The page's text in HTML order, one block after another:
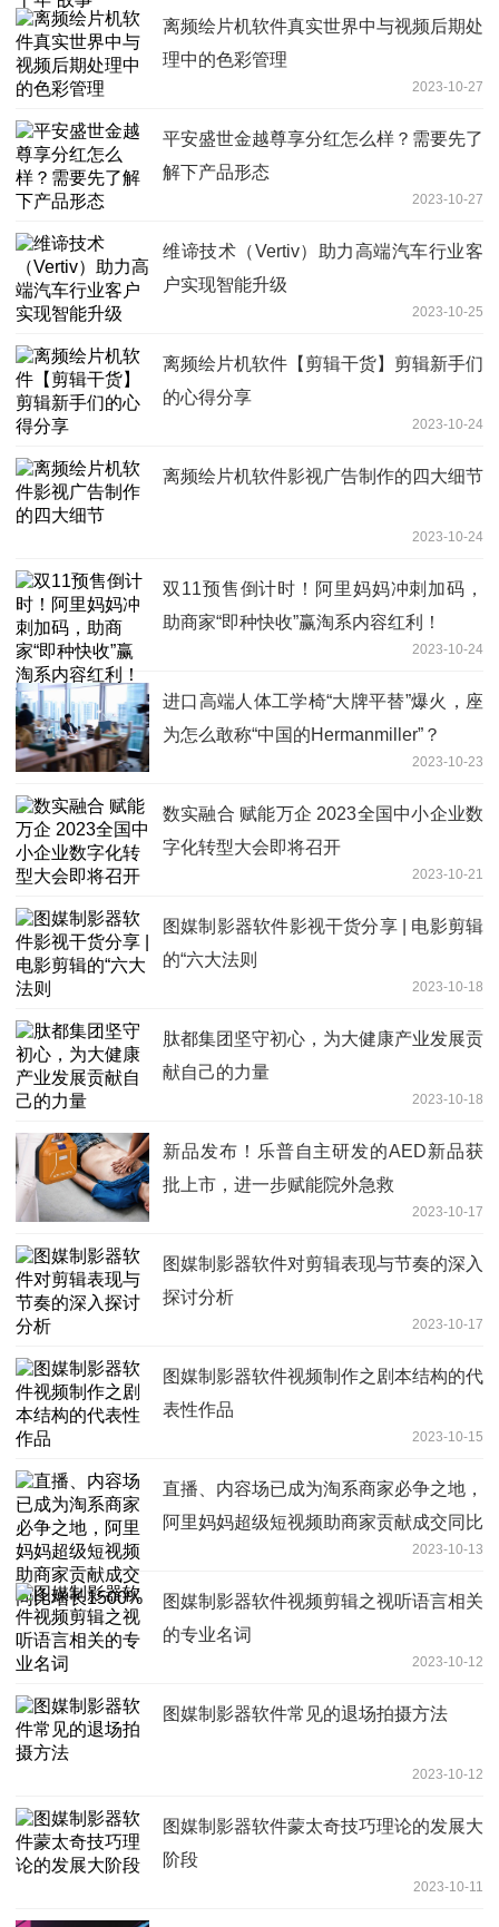
离频绘片机软件真实世界中与视频后期处
理中的色彩管理
2023-10-27
平安盛世金越尊享分红怎么样？需要先了
解下产品形态
2023-10-27
维谛技术（Vertiv）助力高端汽车行业客
户实现智能升级
2023-10-25
离频绘片机软件【剪辑干货】剪辑新手们
的心得分享
2023-10-24
离频绘片机软件影视广告制作的四大细节
2023-10-24
双11预售倒计时！阿里妈妈冲刺加码，
助商家“即种快收”赢淘系内容红利！
2023-10-24
进口高端人体工学椅“大牌平替”爆火，座
为怎么敢称“中国的Hermanmiller”？
2023-10-23
数实融合 赋能万企 2023全国中小企业数
字化转型大会即将召开
2023-10-21
图媒制影器软件影视干货分享 | 电影剪辑
的“六大法则
2023-10-18
肽都集团坚守初心，为大健康产业发展贡
献自己的力量
2023-10-18
新品发布！乐普自主研发的AED新品获
批上市，进一步赋能院外急救
2023-10-17
图媒制影器软件对剪辑表现与节奏的深入
探讨分析
2023-10-17
图媒制影器软件视频制作之剧本结构的代
表性作品
2023-10-15
直播、内容场已成为淘系商家必争之地，
阿里妈妈超级短视频助商家贡献成交同比
2023-10-13
图媒制影器软件视频剪辑之视听语言相关
的专业名词
2023-10-12
图媒制影器软件常见的退场拍摄方法
2023-10-12
图媒制影器软件蒙太奇技巧理论的发展大
阶段
2023-10-11